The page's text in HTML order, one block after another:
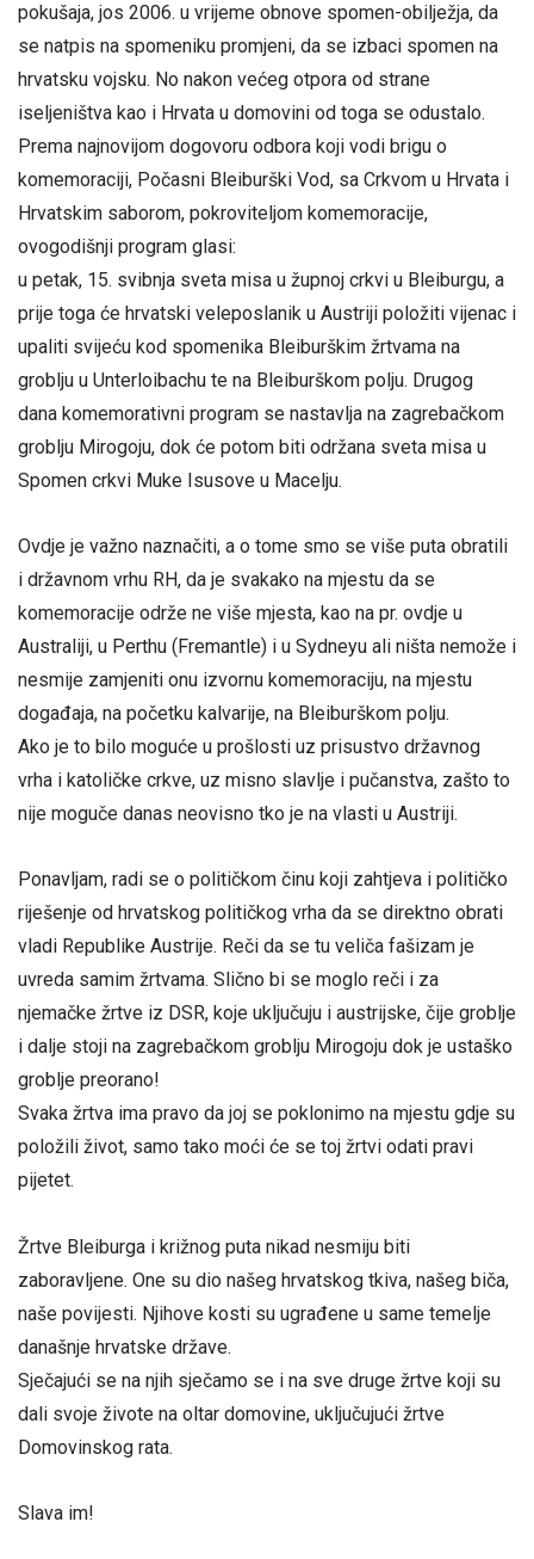
pokušaja, jos 2006. u vrijeme obnove spomen-obilježja, da
se natpis na spomeniku promjeni, da se izbaci spomen na
hrvatsku vojsku. No nakon većeg otpora od strane
iseljeništva kao i Hrvata u domovini od toga se odustalo.
Prema najnovijom dogovoru odbora koji vodi brigu o
komemoraciji, Počasni Bleiburški Vod, sa Crkvom u Hrvata i
Hrvatskim saborom, pokroviteljom komemoracije,
ovogodišnji program glasi:
u petak, 15. svibnja sveta misa u župnoj crkvi u Bleiburgu, a
prije toga će hrvatski veleposlanik u Austriji položiti vijenac i
upaliti svijeću kod spomenika Bleiburškim žrtvama na
groblju u Unterloibachu te na Bleiburškom polju. Drugog
dana komemorativni program se nastavlja na zagrebačkom
groblju Mirogoju, dok će potom biti održana sveta misa u
Spomen crkvi Muke Isusove u Macelju.
Ovdje je važno naznačiti, a o tome smo se više puta obratili
i državnom vrhu RH, da je svakako na mjestu da se
komemoracije održe ne više mjesta, kao na pr. ovdje u
Australiji, u Perthu (Fremantle) i u Sydneyu ali ništa nemože i
nesmije zamjeniti onu izvornu komemoraciju, na mjestu
događaja, na početku kalvarije, na Bleiburškom polju.
Ako je to bilo moguće u prošlosti uz prisustvo državnog
vrha i katoličke crkve, uz misno slavlje i pučanstva, zašto to
nije moguče danas neovisno tko je na vlasti u Austriji.
Ponavljam, radi se o političkom činu koji zahtjeva i političko
riješenje od hrvatskog političkog vrha da se direktno obrati
vladi Republike Austrije. Reči da se tu veliča fašizam je
uvreda samim žrtvama. Slično bi se moglo reči i za
njemačke žrtve iz DSR, koje uključuju i austrijske, čije groblje
i dalje stoji na zagrebačkom groblju Mirogoju dok je ustaško
groblje preorano!
Svaka žrtva ima pravo da joj se poklonimo na mjestu gdje su
položili život, samo tako moći će se toj žrtvi odati pravi
pijetet.
Žrtve Bleiburga i križnog puta nikad nesmiju biti
zaboravljene. One su dio našeg hrvatskog tkiva, našeg biča,
naše povijesti. Njihove kosti su ugrađene u same temelje
današnje hrvatske države.
Sječajući se na njih sječamo se i na sve druge žrtve koji su
dali svoje živote na oltar domovine, uključujući žrtve
Domovinskog rata.
Slava im!